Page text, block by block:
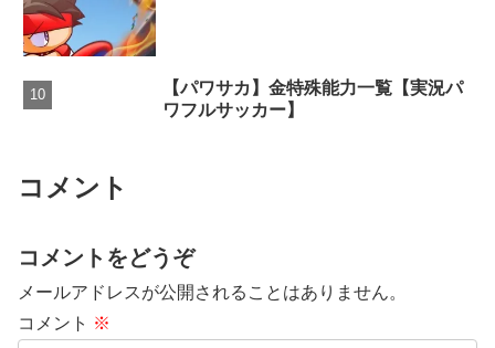
【パワサカ】金特殊能力一覧【実況パ
ワフルサッカー】
コメント
コメントをどうぞ
メールアドレスが公開されることはありません。
コメント ※